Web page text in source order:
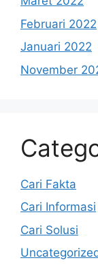
Februari 2022
Januari 2022
November
Cari Fakta
Cari Informasi
Cari Solusi